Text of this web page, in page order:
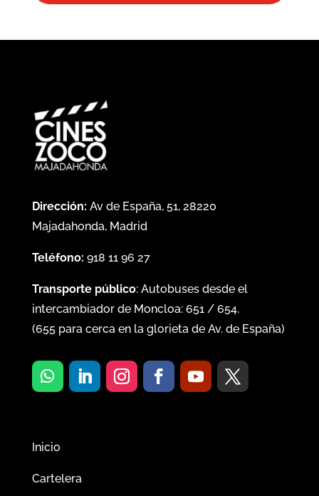
Dirección: Av de España, 51, 28220
Majadahonda, Madrid
Teléfono: 918 11 96 27
Transporte público: Autobuses desde el
intercambiador de Moncloa: 651/ 654.
(655para cerca en la glorieta de Av. de España)
Inicio
Cartelera